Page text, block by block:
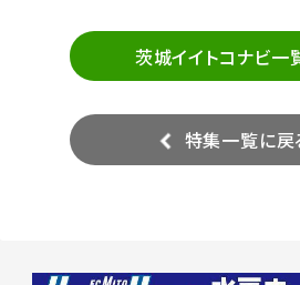
茨城イイトコナビ一
特集一覧に戻